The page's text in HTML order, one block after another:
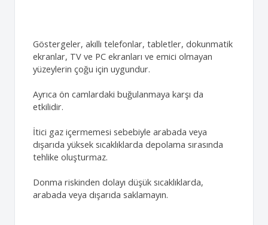
Göstergeler, akıllı telefonlar, tabletler, dokunmatik
ekranlar, TV ve PC ekranları ve emici olmayan
yüzeylerin çoğu için uygundur.
Ayrıca ön camlardaki buğulanmaya karşı da
etkilidir.
İtici gaz içermemesi sebebiyle arabada veya
dışarıda yüksek sıcaklıklarda depolama sırasında
tehlike oluşturmaz.
Donma riskinden dolayı düşük sıcaklıklarda,
arabada veya dışarıda saklamayın.